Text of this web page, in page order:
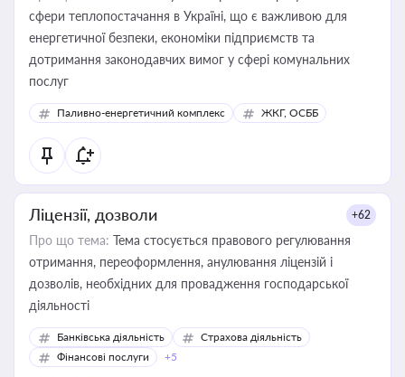
сфери теплопостачання в Україні, що є важливою для
енергетичної безпеки, економіки підприємств та
дотримання законодавчих вимог у сфері комунальних
послуг
Паливно-енергетичний комплекс ЖКГ, ОСББ
Ліцензії, дозволи +62
Про що тема: Тема стосується правового регулювання
отримання, переоформлення, анулювання ліцензій і
дозволів, необхідних для провадження господарської
діяльності
Банківська діяльність
Страхова діяльність
Фінансові послуги
+5